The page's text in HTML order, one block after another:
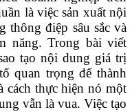
là việc sản xuất nội
thông điệp sâu sắc và
năng. Trong bài viết
tạo nội dung giá trị
quan trọng để thành
cách thực hiện nó một
vẫn là vua. Việc tạo